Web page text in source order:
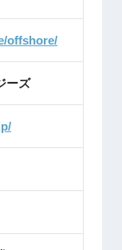
offshore/
ーズ